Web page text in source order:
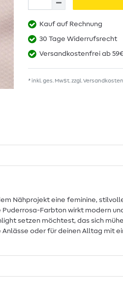
Kauf auf Rechnung
30 Tage Widerrufsrecht
Versandkostenfrei ab 59€
* inkl. ges. MwSt. zzgl.Versandkosten
Nähprojekt eine feminine,
Farbton wirkt modern
setzen möchtest, das sich
oder für deinen Alltag mit